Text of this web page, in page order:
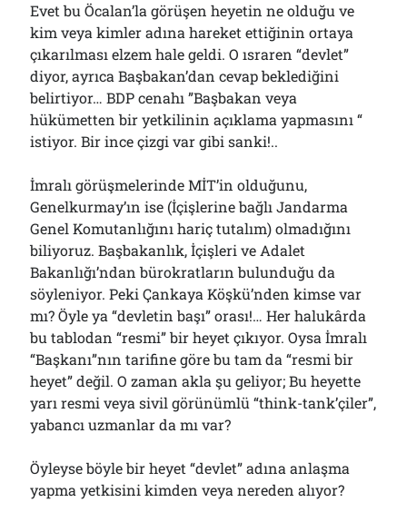
Evet bu Öcalan’la görüşen heyetin ne olduğu ve
kim veya kimler adına hareket ettiğinin ortaya
çıkarılması elzem hale geldi. O ısraren “devlet”
diyor, ayrıca Başbakan’dan cevap beklediğini
belirtiyor… BDP cenahı ”Başbakan veya
hükümetten bir yetkilinin açıklama yapmasını “
istiyor. Bir ince çizgi var gibi sanki!..
İmralı görüşmelerinde MİT’in olduğunu,
Genelkurmay’ın ise (İçişlerine bağlı Jandarma
Genel Komutanlığını hariç tutalım) olmadığını
biliyoruz. Başbakanlık, İçişleri ve Adalet
Bakanlığı’ndan bürokratların bulunduğu da
söyleniyor. Peki Çankaya Köşkü’nden kimse var
mı? Öyle ya “devletin başı” orası!… Her halukârda
bu tablodan “resmi” bir heyet çıkıyor. Oysa İmralı
“Başkanı”nın tarifine göre bu tam da “resmi bir
heyet” değil. O zaman akla şu geliyor; Bu heyette
yarı resmi veya sivil görünümlü “think-tank’çiler”,
yabancı uzmanlar da mı var?
Öyleyse böyle bir heyet “devlet” adına anlaşma
yapma yetkisini kimden veya nereden alıyor?